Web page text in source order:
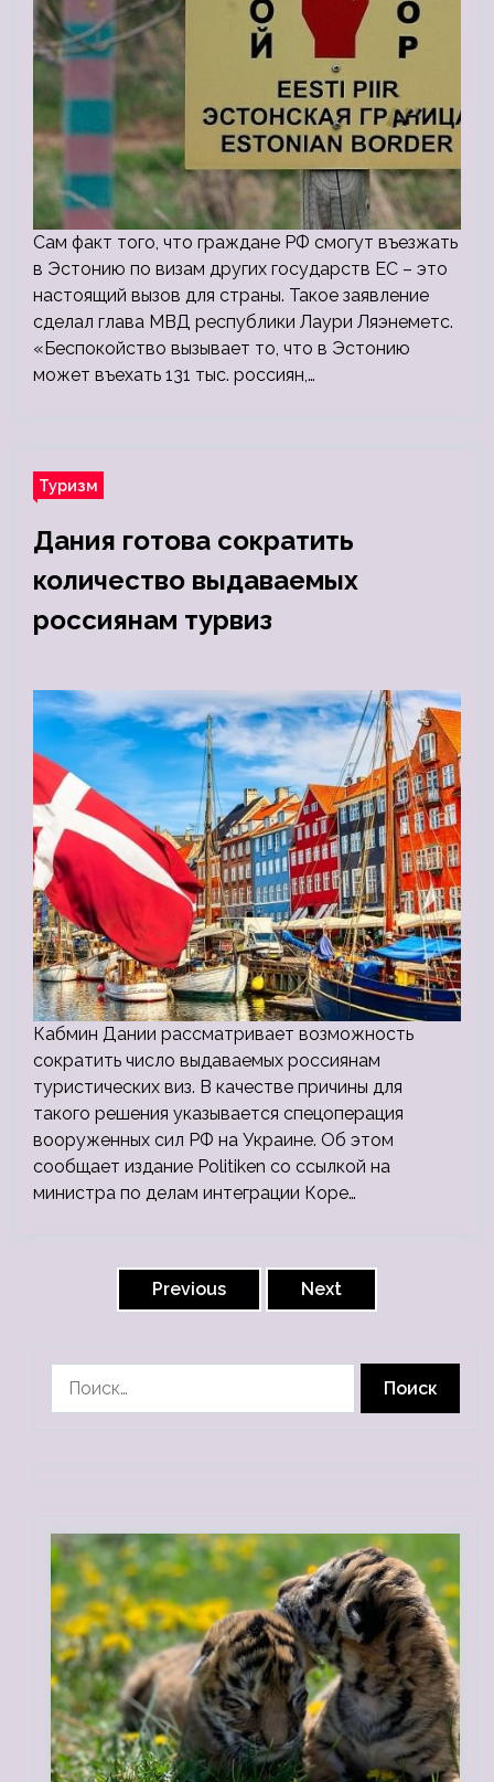
Сам факт того, что граждане РФ смогут въезжать
в Эстонию по визам других государств ЕС – это
настоящий вызов для страны. Такое заявление
сделал глава МВД республики Лаури Ляэнеметс.
«Беспокойство вызывает то, что в Эстонию
может въехать 131 тыс. россиян,…
Туризм
Дания готова сократить
количество выдаваемых
россиянам турвиз
Кабмин Дании рассматривает возможность
сократить число выдаваемых россиянам
туристических виз. В качестве причины для
такого решения указывается спецоперация
вооруженных сил РФ на Украине. Об этом
сообщает издание Politiken со ссылкой на
министра по делам интеграции Коре…
Previous Next